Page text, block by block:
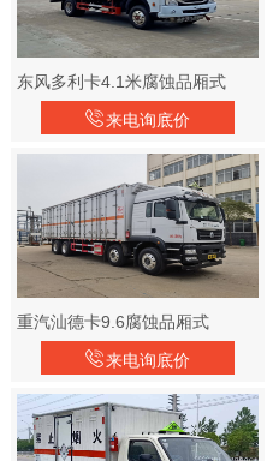
东风多利卡4.1米腐蚀品厢式
来电询底价
重汽汕德卡9.6腐蚀品厢式
来电询底价